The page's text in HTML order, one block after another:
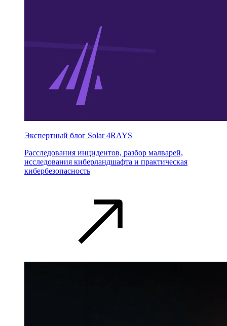
Экспертный блог Solar 4RAYS
Расследования инцидентов, разбор малварей,
исследования киберландшафта и практическая
кибербезопасность